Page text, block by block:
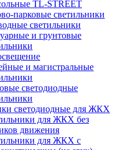
TL-STREET
парковые светильники
светильники
и грунтовые
и магистральные
светодиодные
светодиодные для ЖКХ
для ЖКХ без
движения
для ЖКХ с